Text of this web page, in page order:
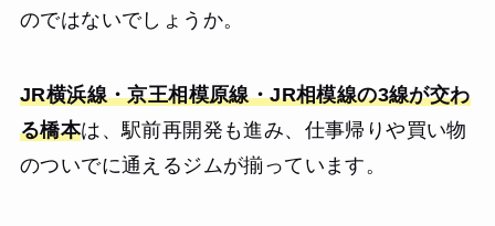
のではないでしょうか。
JR横浜線・京王相模原線・JR相模線の3線が交わ
る橋本は、駅前再開発も進み、仕事帰りや買い物
のついでに通えるジムが揃っています。